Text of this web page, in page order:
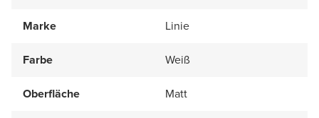
Marke Linie
Farbe Weiß
Oberfläche Matt